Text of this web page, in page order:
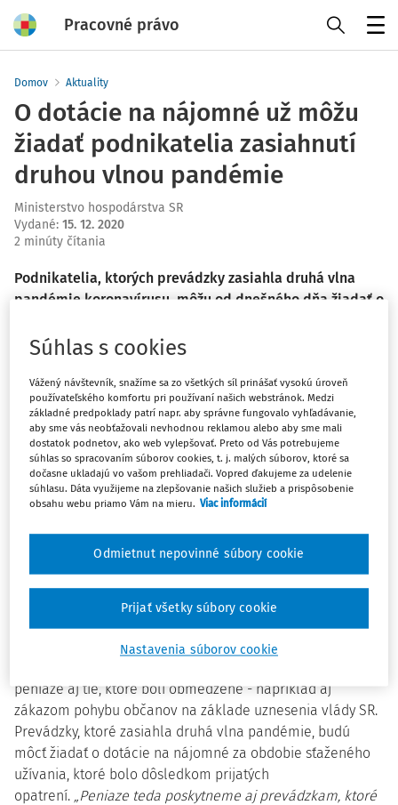
Pracovné právo
Domov Aktuality
O dotácie na nájomné už môžu
žiadať podnikatelia zasiahnutí
druhou vlnou pandémie
Ministerstvo hospodárstva SR
Vydané: 15. 12. 2020
2 minúty čítania
Podnikatelia, ktorých prevádzky zasiahla druhá vlna
pandémie koronavírusu, môžu od dnešného dňa žiadať o
výzvu na predkladanie žiadostí. Nárok na dotácie budú
štátom prijatých opatrení zatvorené, ale aj obmedzené
prevádzky. Žiadať budú môcť aj tí, ktorí síce mali
otvorené, no zákazníci sa do nich z dôvodu zákazu
vychádzania nemohli dostať. Podnikatelia môžu o
dotácie žiadať do 31. marca 2021. Kompletné znenie
výzvy je k dispozícii na adresehttps://najmy.mhsr.sk/
Rezort hospodárstva zároveň rozšíril okruh žiadateľov,
ktorí sa môžu o dotácie uchádzať. Kým v rámci prvej vlny
vzťahu pred 1. februárom 2020, po novom sa tento dátum
vzniku nájomnej zmluvy posúva na 1. augusta 2020. Kým v
prvej vlne mohli dotáciu získať prevádzky, ktoré boli
peniaze aj tie, ktoré boli obmedzené - napríklad aj
zákazom pohybu občanov na základe uznesenia vlády SR.
Prevádzky, ktoré zasiahla druhá vlna pandémie, budú
môcť žiadať o dotácie na nájomné za obdobie sťaženého
užívania, ktoré bolo dôsledkom prijatých
opatrení. „Peniaze teda poskytneme aj prevádzkam, ktoré
Súhlas s cookies
Vážený návštevník, snažíme sa zo všetkých síl prinášať vysokú úroveň
používateľského komfortu pri používaní našich webstránok. Medzi
základné predpoklady patrí napr. aby správne fungovalo vyhľadávanie,
aby sme vás neobťažovali nevhodnou reklamou alebo aby sme mali
dostatok podnetov, ako web vylepšovať. Preto od Vás potrebujeme
súhlas so spracovaním súborov cookies, t. j. malých súborov, ktoré sa
dočasne ukladajú vo vašom prehliadači. Vopred ďakujeme za udelenie
súhlasu. Dáta využijeme na zlepšovanie našich služieb a prispôsobenie
obsahu webu priamo Vám na mieru. Viac informácií
Nastavenia súborov cookie
Odmietnut nepovinné súbory cookie
Prijať všetky súbory cookie